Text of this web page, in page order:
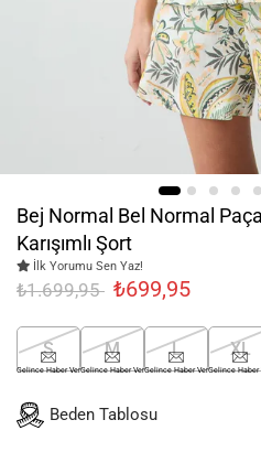
Bej Normal Bel Normal
Karışımlı Şort
İlk Yorumu Sen Yaz!
₺1.699,95 ₺699,95
S
Gelince Haber Ver
M
Gelince Haber Ver
L
Gelince Haber Ver
XL
Gelince Haber
Beden Tablosu